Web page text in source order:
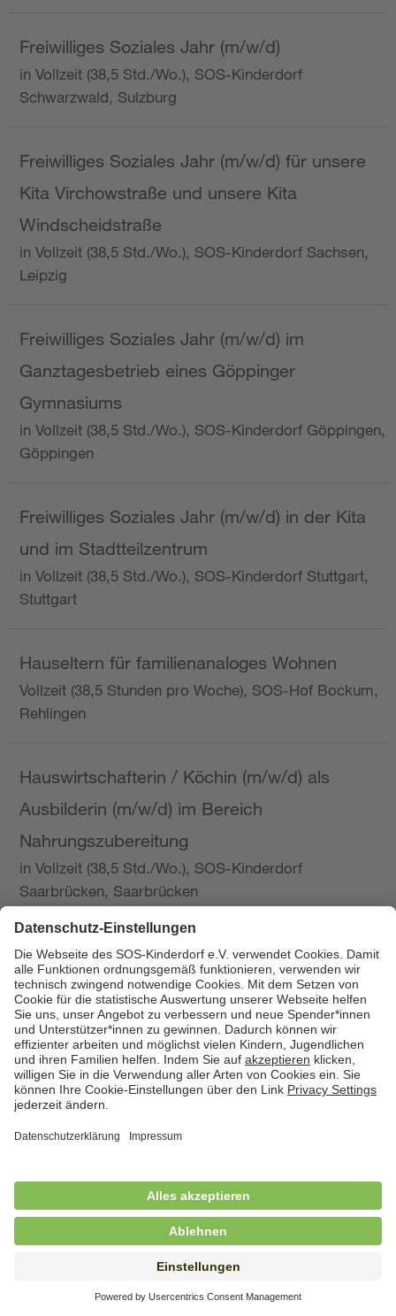
Freiwilliges Soziales Jahr (m/w/d)
in Vollzeit (38,5 Std./Wo.), SOS-Kinderdorf
Schwarzwald, Sulzburg
Freiwilliges Soziales Jahr (m/w/d) für unsere
Kita Virchowstraße und unsere Kita
Windscheidstraße
in Vollzeit (38,5 Std./Wo.), SOS-Kinderdorf Sachsen,
Leipzig
Freiwilliges Soziales Jahr (m/w/d) im
Ganztagesbetrieb eines Göppinger
Gymnasiums
in Vollzeit (38,5 Std./Wo.), SOS-Kinderdorf Göppingen,
Göppingen
Freiwilliges Soziales Jahr (m/w/d) in der Kita
und im Stadtteilzentrum
in Vollzeit (38,5 Std./Wo.), SOS-Kinderdorf Stuttgart,
Stuttgart
Hauseltern für familienanaloges Wohnen
Vollzeit (38,5 Stunden pro Woche), SOS-Hof Bockum,
Rehlingen
Hauswirtschafterin / Köchin (m/w/d) als
Ausbilderin (m/w/d) im Bereich
Nahrungszubereitung
in Vollzeit (38,5 Std./Wo.), SOS-Kinderdorf
Saarbrücken, Saarbrücken
Hauswirtschaftskraft (m/w/d)
in Teilzeit (mind. 20 - max. 30 Std./.Wo.), SOS-
Kinderdorf Essen, Essen
Hauswirtschaftskraft (m/w/d)
in unbefristeter Anstellung, Teilzeit (20 Std./Wo.), SOS-
Hauswirtschaftskraft (m/w/d) für
Kinderdorffamilie
in unbefristeter Anstellung, Teilzeit (19,25 Std./Wo.),
SOS-Kinderdorf Ammersee-Lech, Dießen am